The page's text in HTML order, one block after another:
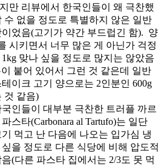
만 리뷰에서 한국인들이 왜 극찬했
수 없을 정도로 특별하지 않은 일반
이었음(고기가 약간 부드럽긴 함). 양
시키면서 너무 많은 게 아닌가 걱정
맞나 싶을 정도로 많지는 않았음
붙어 있어서 그런 것 같은데 일반
이크 고기 양으로는 2인분인 600g
것 같음)
인들이 대부분 극찬한 트러플 까르
스타(Carbonara al Tartufo)는 일단
먹고 난 다음에 나오는 입가심 냉
싶을 정도로 다른 식당에 비해 압도적
음(다른 파스타 집에서는 2/3도 못 먹